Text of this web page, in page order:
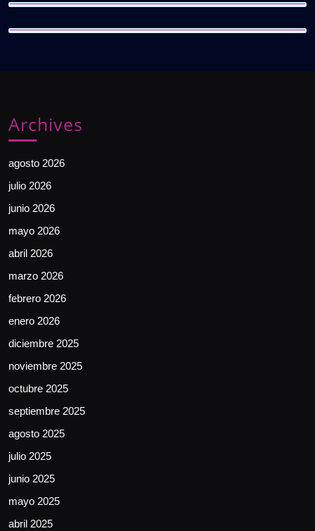
Archives
agosto 2026
julio 2026
junio 2026
mayo 2026
abril 2026
marzo 2026
febrero 2026
enero 2026
diciembre 2025
noviembre 2025
octubre 2025
septiembre 2025
agosto 2025
julio 2025
junio 2025
mayo 2025
abril 2025